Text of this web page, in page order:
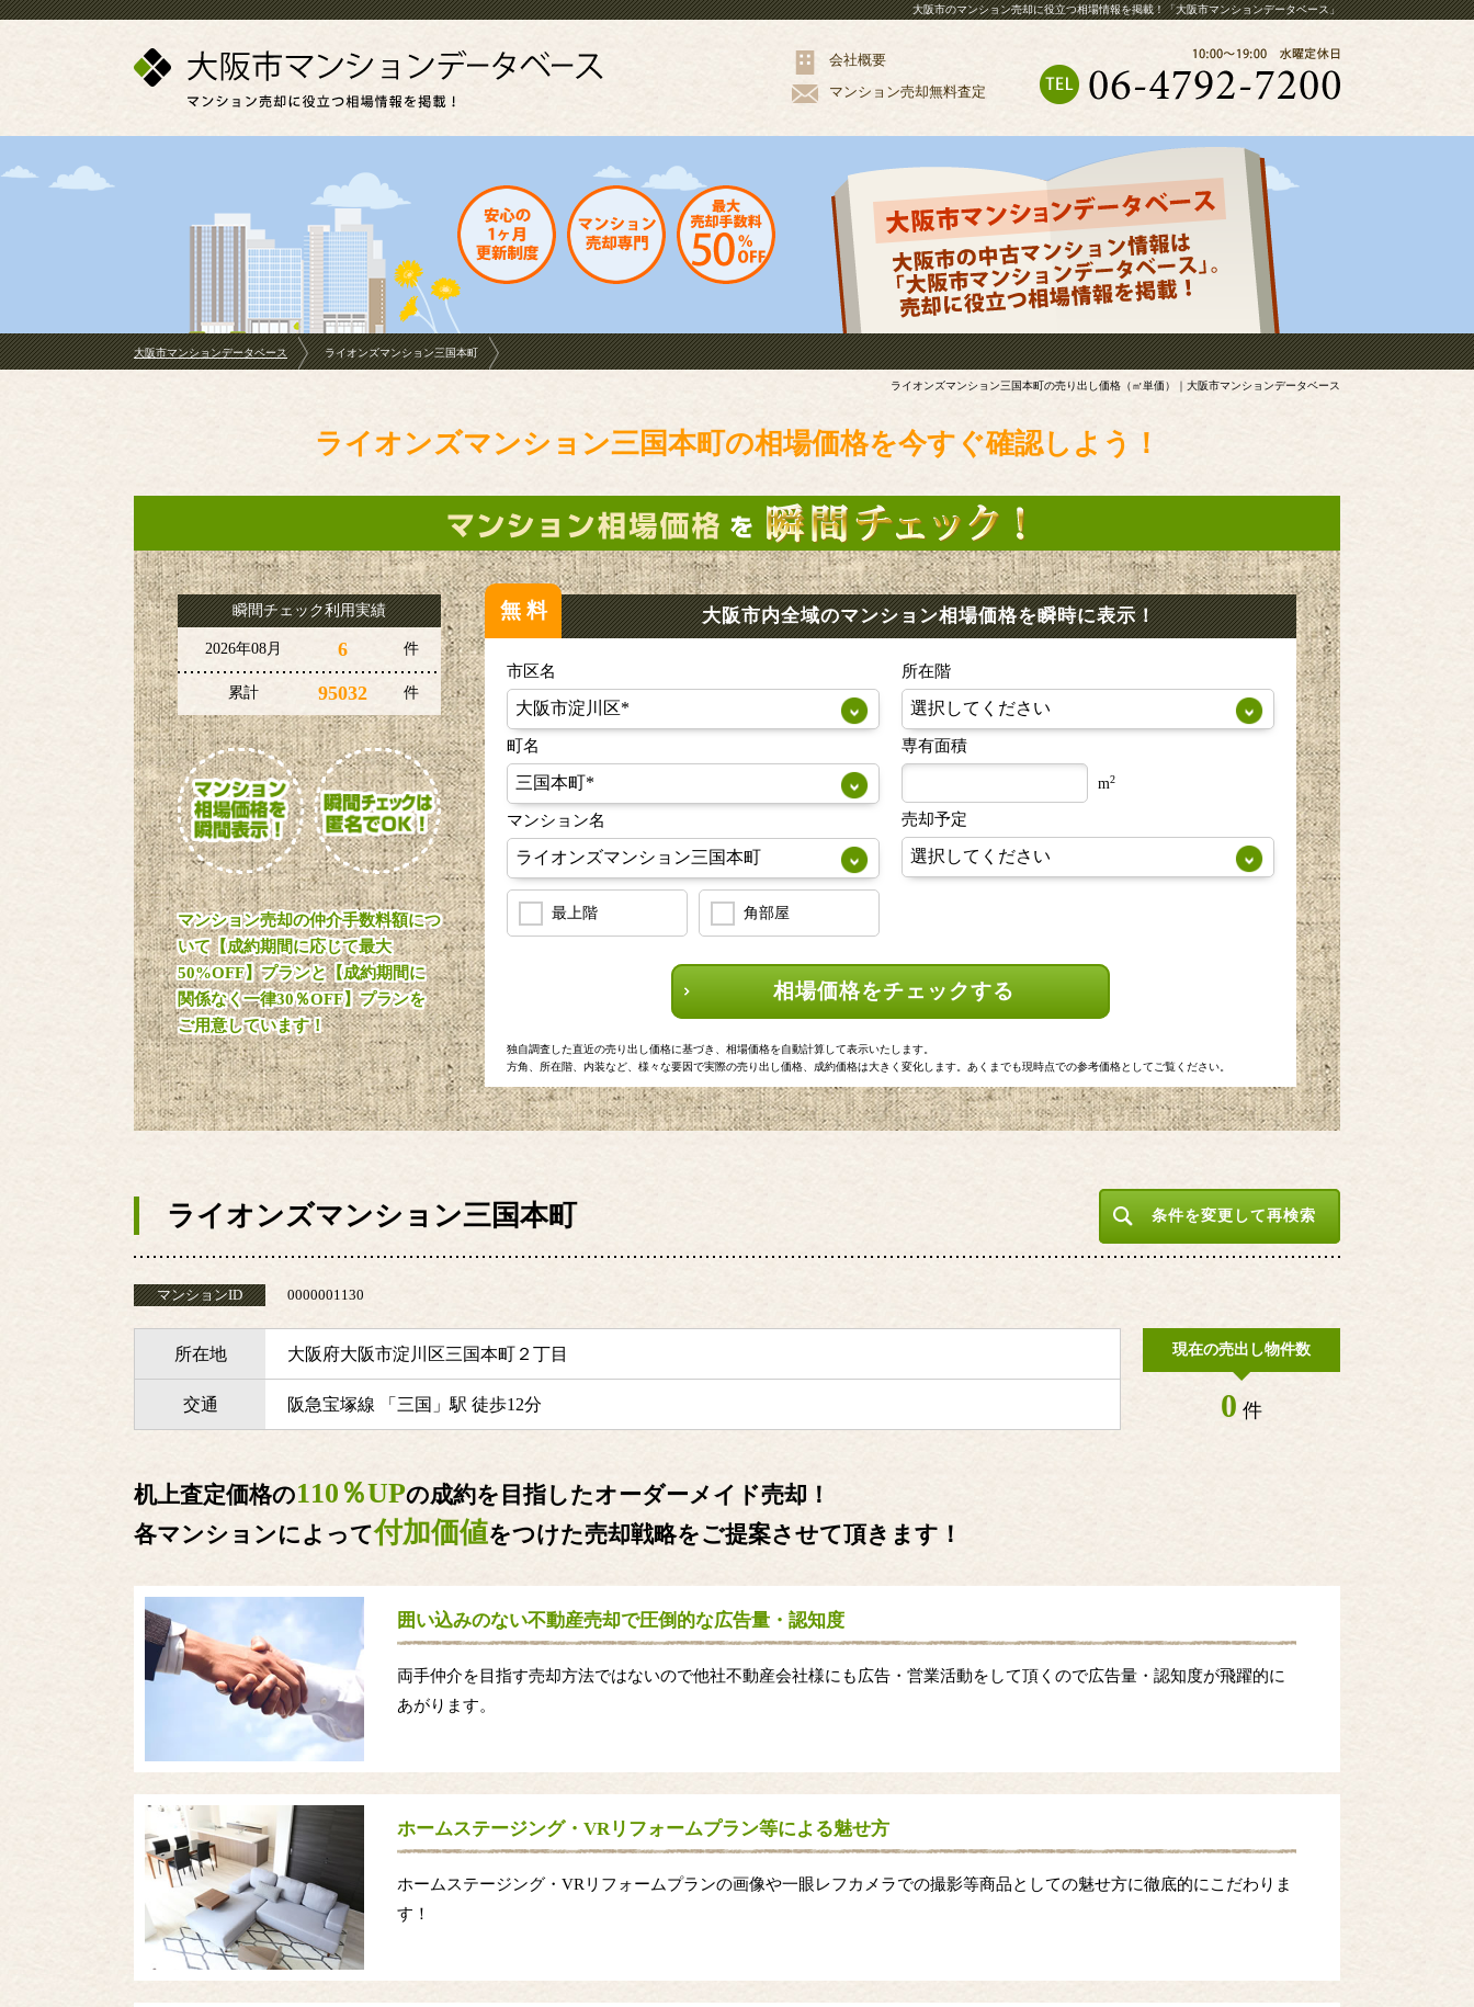
大阪市のマンション売却に役立つ相場情報を掲載！「大阪市マンションデータベース」
会社概要
マンション売却無料査定
大阪市マンションデータベース ライオンズマンション三国本町
ライオンズマンション三国本町の売り出し価格（㎡単価）｜大阪市マンションデータベース
ライオンズマンション三国本町の相場価格を今すぐ確認しよう！
瞬間チェック利用実績
2026年08月 6 件
累計 95032 件
マンション売却の仲介手数料額につ
いて【成約期間に応じて最大
50%OFF】プランと【成約期間に
関係なく一律30％OFF】プランを
ご用意しています！
無料 大阪市内全域のマンション相場価格を瞬時に表示！
市区名
町名
マンション名
最上階 角部屋
所在階
専有面積
m2
売却予定
相場価格をチェックする
独自調査した直近の売り出し価格に基づき、相場価格を自動計算して表示いたします。
方角、所在階、内装など、様々な要因で実際の売り出し価格、成約価格は大きく変化します。あくまでも現時点での参考価格としてご覧ください。
ライオンズマンション三国本町 条件を変更して再検索
マンションID 0000001130
所在地 大阪府大阪市淀川区三国本町２丁目
交通 阪急宝塚線 「三国」駅 徒歩12分
現在の売出し物件数
0 件
机上査定価格の110％UPの成約を目指したオーダーメイド売却！
各マンションによって付加価値をつけた売却戦略をご提案させて頂きます！
囲い込みのない不動産売却で圧倒的な広告量・認知度
両手仲介を目指す売却方法ではないので他社不動産会社様にも広告・営業活動をして頂くので広告量・認知度が飛躍的に
あがります。
ホームステージング・VRリフォームプラン等による魅せ方
ホームステージング・VRリフォームプランの画像や一眼レフカメラでの撮影等商品としての魅せ方に徹底的にこだわりま
す！